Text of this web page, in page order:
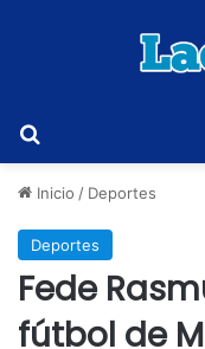
Inicio / Deportes
Deportes
Fede
fútbol de